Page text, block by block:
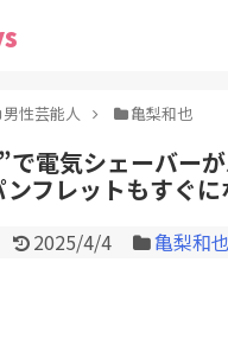
男性芸能人 亀梨和也
で電気シェーバー
フレットもすぐ
2025/4/4 亀梨和也